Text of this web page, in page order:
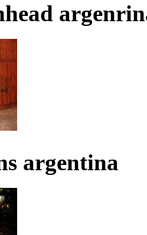
argentina